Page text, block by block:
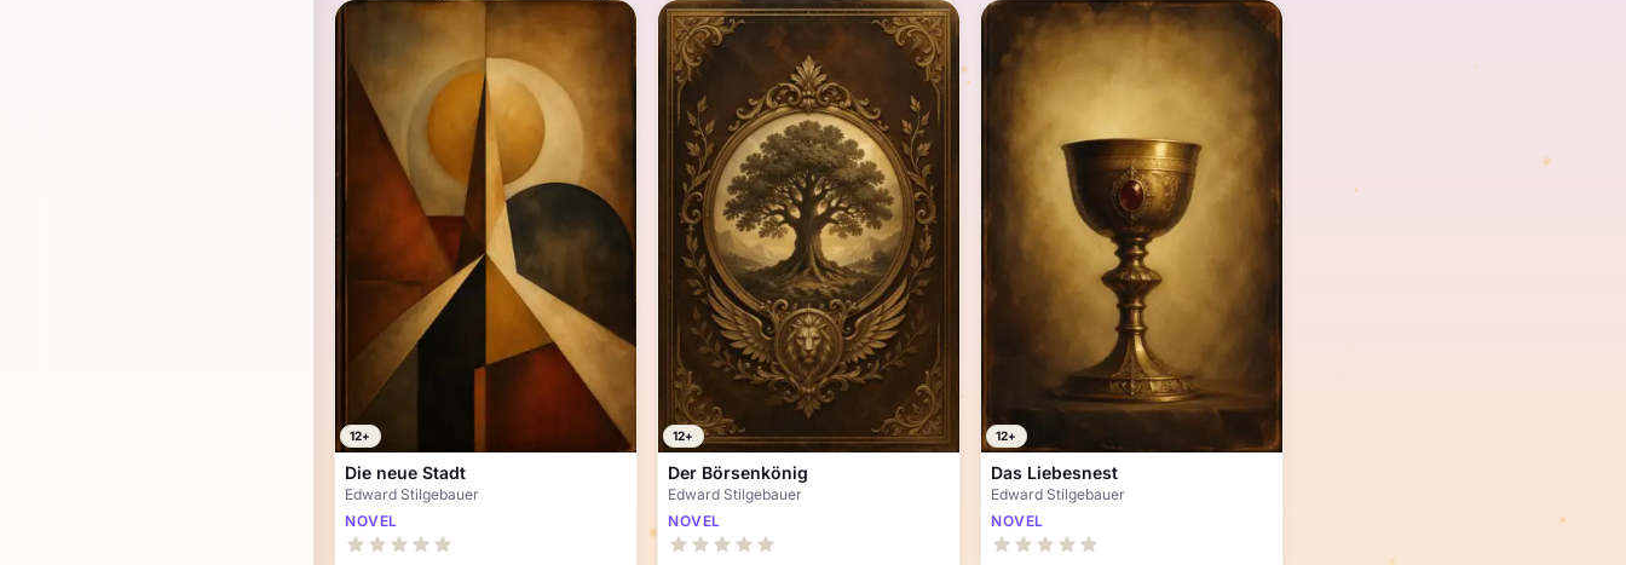
12+
Die neue Stadt
Edward Stilgebauer
NOVEL
12+
Der Börsenkönig
Edward Stilgebauer
NOVEL
12+
Das Liebesnest
Edward Stilgebauer
NOVEL